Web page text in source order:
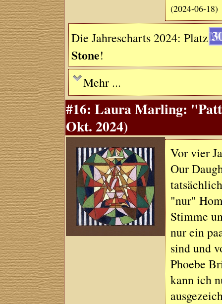
(2024-06-18)
Die Jahrescharts 2024: Platz
Stone!
Mehr ...
#16: Laura Marling:
Okt. 2024)
Vor vier
Our
"nur"
Stimme
nur ein
sind und
Phoebe
kann ich